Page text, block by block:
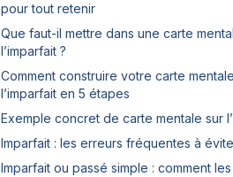
pour tout retenir
Que faut-il mettre dans une carte
l’imparfait ?
Comment construire votre carte
l’imparfait en 5 étapes
Exemple concret de carte mentale sur
Imparfait : les erreurs fréquentes à
Imparfait ou passé simple : comment les